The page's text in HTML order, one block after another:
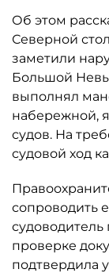
Об этом
Северной
заметили
Большой
выполнял
набережной,
судов. На
судовой ход
сопроводить
проверке
подтвердила